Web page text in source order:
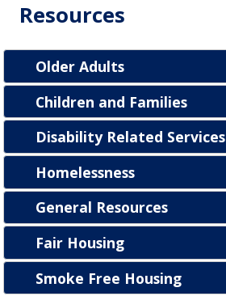
Resources
Older Adults
Children and Families
Disability Related Services
Homelessness
General Resources
Fair Housing
Smoke Free Housing